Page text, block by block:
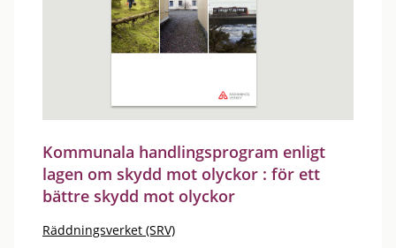
Kommunala handlingsprogram enligt
lagen om skydd mot olyckor : för ett
bättre skydd mot olyckor
Räddningsverket (SRV)